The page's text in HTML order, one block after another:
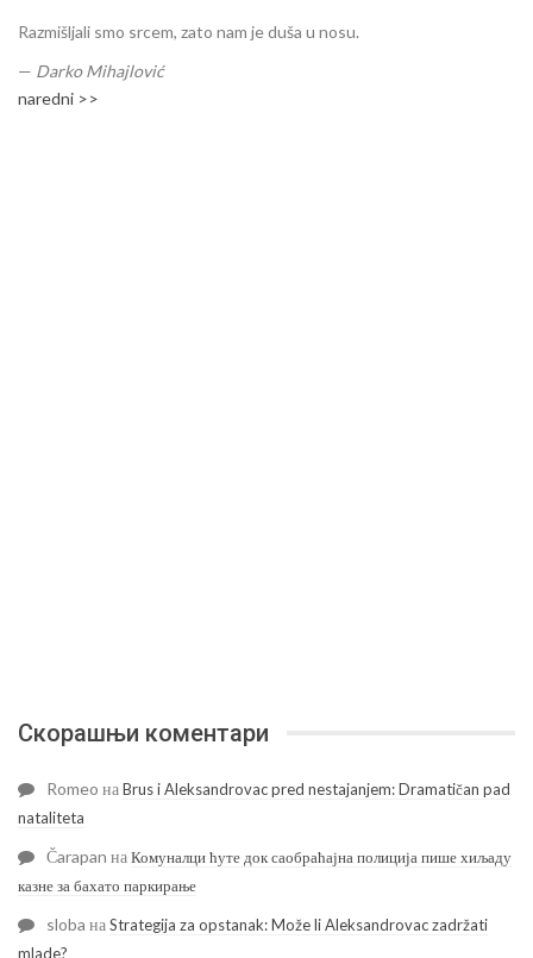
Razmišljali smo srcem, zato nam je duša u nosu.
— Darko Mihajlović
naredni >>
Скорашњи коментари
Romeo наBrus i Aleksandrovac pred nestajanjem: Dramatičan pad
nataliteta
Čarapan наКомуналци ћуте док саобраћајна полиција пише хиљаду
казне за бахато паркирање
sloba наStrategija za opstanak: Može li Aleksandrovac zadržati
mlade?